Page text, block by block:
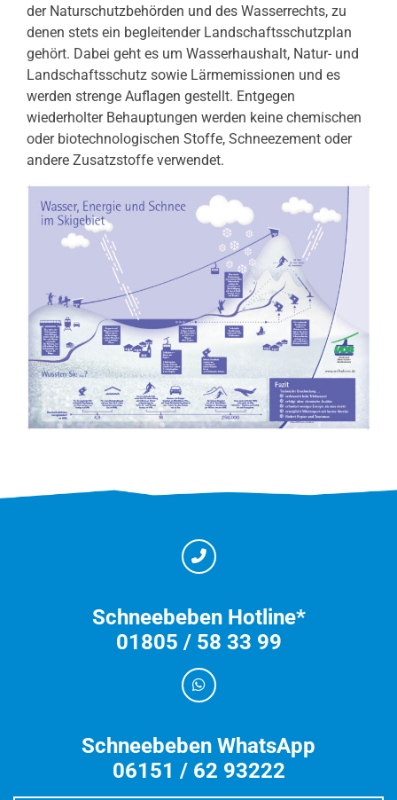
der Naturschutzbehörden und des Wasserrechts, zu
denen stets ein begleitender Landschaftsschutzplan
gehört. Dabei geht es um Wasserhaushalt, Natur- und
Landschaftsschutz sowie Lärmemissionen und es
werden strenge Auflagen gestellt. Entgegen
wiederholter Behauptungen werden keine chemischen
oder biotechnologischen Stoffe, Schneezement oder
andere Zusatzstoffe verwendet.
Schneebeben Hotline*
01805 / 58 33 99
Schneebeben WhatsApp
06151 / 62 93222